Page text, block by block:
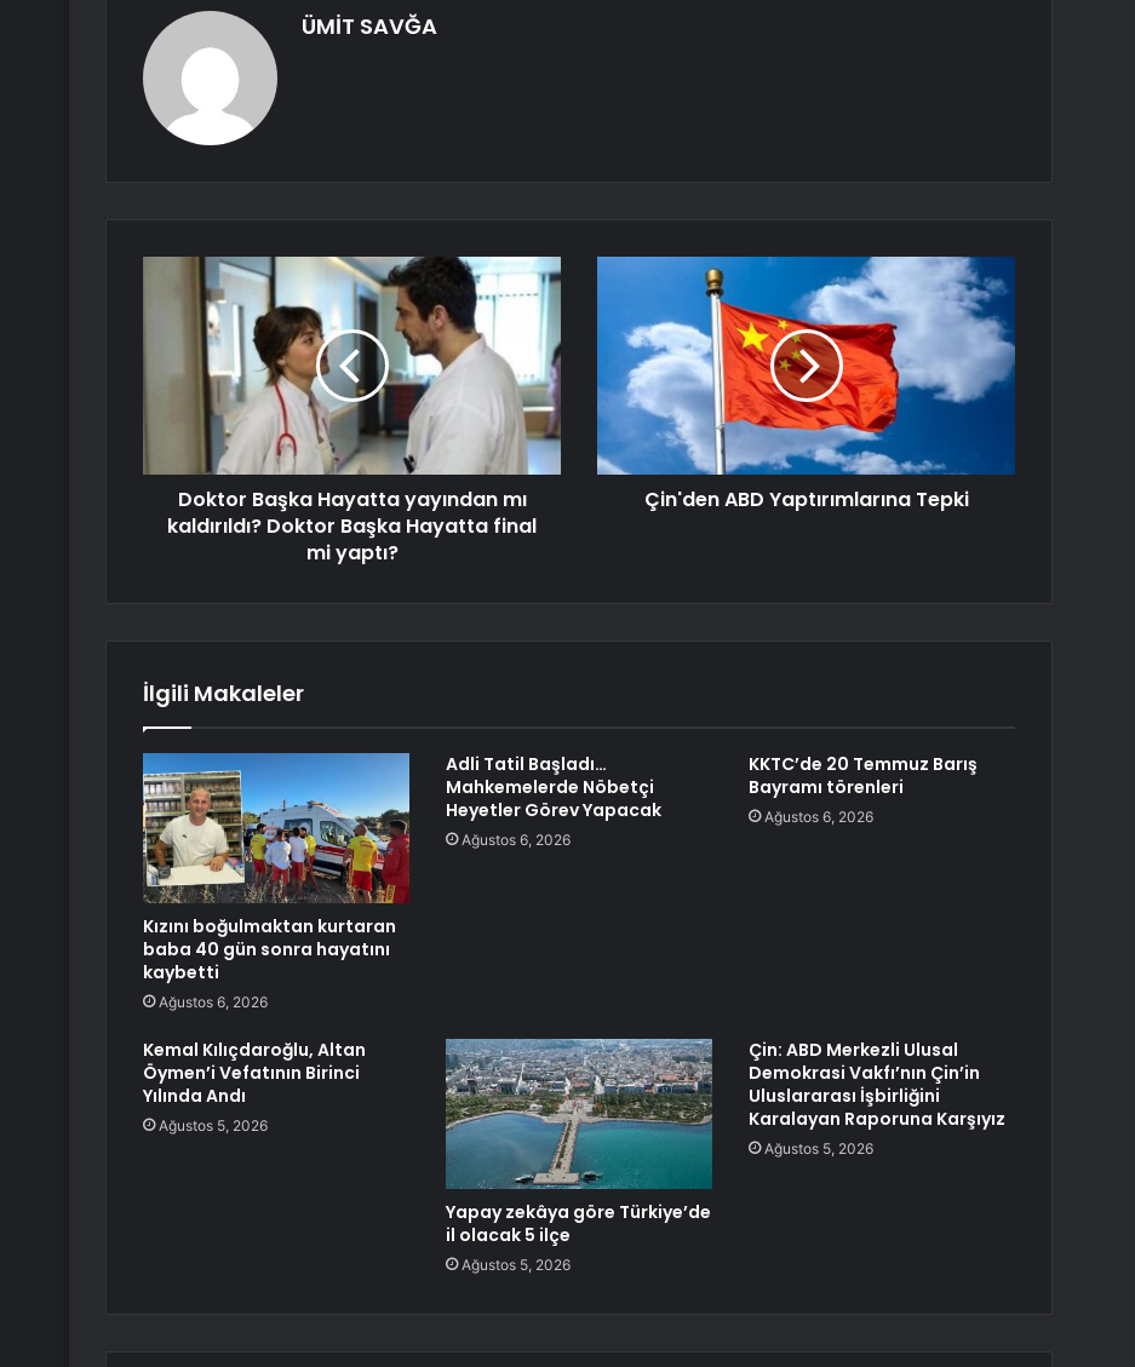
ÜMİT SAVĞA
Doktor Başka Hayatta yayından mı
kaldırıldı? Doktor Başka Hayatta final
mi yaptı?
Çin'den ABD Yaptırımlarına Tepki
İlgili Makaleler
Kızını boğulmaktan kurtaran
baba 40 gün sonra hayatını
kaybetti
Ağustos 6, 2026
Adli Tatil Başladı…
Mahkemelerde Nöbetçi
Heyetler Görev Yapacak
Ağustos 6, 2026
KKTC’de 20 Temmuz Barış
Bayramı törenleri
Ağustos 6, 2026
Kemal Kılıçdaroğlu, Altan
Öymen’i Vefatının Birinci
Yılında Andı
Ağustos 5, 2026
Yapay zekâya göre Türkiye’de
il olacak 5 ilçe
Ağustos 5, 2026
Çin: ABD Merkezli Ulusal
Demokrasi Vakfı’nın Çin’in
Uluslararası İşbirliğini
Karalayan Raporuna Karşıyız
Ağustos 5, 2026